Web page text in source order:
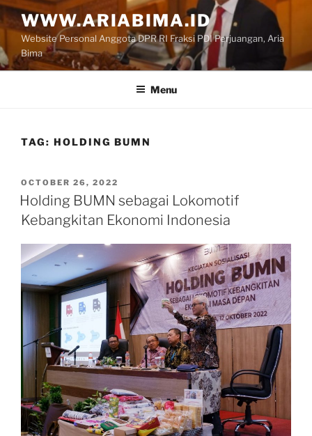
Skip
to
content
WWW.ARIABIMA.ID
Website Personal Anggota DPR RI Fraksi PDI Perjuangan, Aria
Bima
Menu
TAG: HOLDING BUMN
POSTED
ON
OCTOBER 26, 2022
Holding BUMN sebagai Lokomotif
Kebangkitan Ekonomi Indonesia